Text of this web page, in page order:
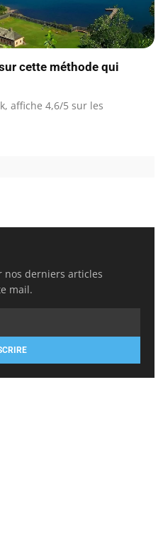
cette méthode qui
affiche 4,6/5 sur les
nos derniers articles
mail.